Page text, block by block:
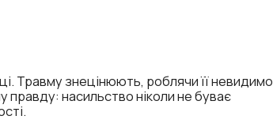
Травму знецінюють, роблячи її
насильство ніколи не буває